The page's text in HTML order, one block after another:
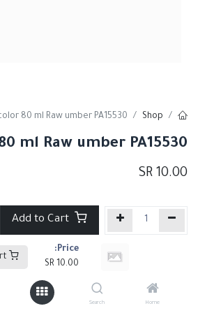
Price:
10.00
Home
Search
Shop
80 ml Raw umber PA15530-
ml Raw umber PA15530-
10.00
Add to Cart
إضافة إلى قائمة الأمنيات